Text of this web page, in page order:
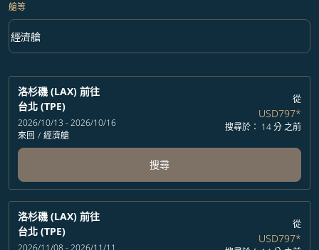
艙等
艙等 option 經濟艙 Selected
經濟艙
keyboard_arrow_down
洛杉磯 (LAX) 前往
台北 (TPE)
2026/10/13 - 2026/10/16
來回 / 經濟艙
從
USD797*
搜尋於： 14 分 之前
搜尋
洛杉磯 (LAX) 前往
台北 (TPE)
2026/11/08 - 2026/11/11
從
USD797*